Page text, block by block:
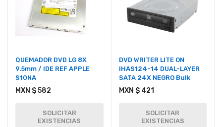
QUEMADOR DVD LG 8X
9.5mm / IDE REF APPLE
S10NA
MXN $ 582
SOLICITAR
EXISTENCIAS
DVD WRITER LITE ON
IHAS124-14 DUAL-LAYER
SATA 24X NEGRO Bulk
MXN $ 421
SOLICITAR
EXISTENCIAS